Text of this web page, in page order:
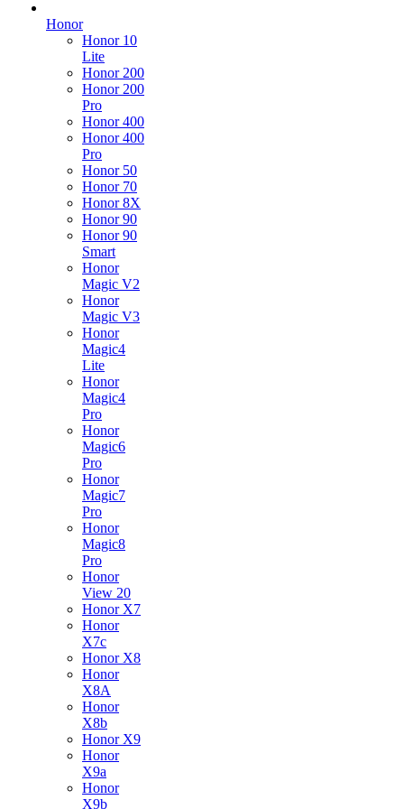
Honor
Honor 10
Lite
Honor 200
Honor 200
Pro
Honor 400
Honor 400
Pro
Honor 50
Honor 70
Honor 8X
Honor 90
Honor 90
Smart
Honor
Magic V2
Honor
Magic V3
Honor
Magic4
Lite
Honor
Magic4
Pro
Honor
Magic6
Pro
Honor
Magic7
Pro
Honor
Magic8
Pro
Honor
View 20
Honor X7
Honor
X7c
Honor X8
Honor
X8A
Honor
X8b
Honor X9
Honor
X9a
Honor
X9b